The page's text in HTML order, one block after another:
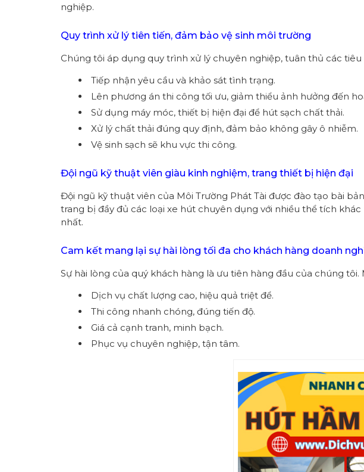
nghiệp.
Quy trình xử lý tiên tiến, đảm bảo vệ sinh môi trường
Chúng tôi áp dụng quy trình xử lý chuyên nghiệp, tuân thủ các tiêu
Tiếp nhận yêu cầu và khảo sát tình trạng.
Lên phương án thi công tối ưu, giảm thiểu ảnh hưởng đến
Sử dụng máy móc, thiết bị hiện đại để hút sạch chất thải.
Xử lý chất thải đúng quy định, đảm bảo không gây ô nhiễm.
Vệ sinh sạch sẽ khu vực thi công.
Đội ngũ kỹ thuật viên giàu kinh nghiệm, trang thiết bị hiện đại
Đội ngũ kỹ thuật viên của Môi Trường Phát Tài được đào tạo bài
trang bị đầy đủ các loại xe hút chuyên dụng với nhiều thể tích
nhất.
Cam kết mang lại sự hài lòng tối đa cho khách hàng doanh
Sự hài lòng của quý khách hàng là ưu tiên hàng đầu của chúng tôi.
Dịch vụ chất lượng cao, hiệu quả triệt để.
Thi công nhanh chóng, đúng tiến độ.
Giá cả cạnh tranh, minh bạch.
Phục vụ chuyên nghiệp, tận tâm.